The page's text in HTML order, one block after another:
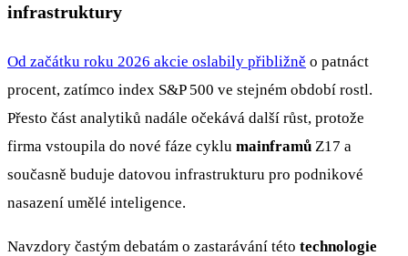
infrastruktury
Od začátku roku 2026 akcie oslabily přibližně o patnáct
procent, zatímco index S&P 500 ve stejném období rostl.
Přesto část analytiků nadále očekává další růst, protože
firma vstoupila do nové fáze cyklu mainframů Z17 a
současně buduje datovou infrastrukturu pro podnikové
nasazení umělé inteligence.
Navzdory častým debatám o zastarávání této technologie